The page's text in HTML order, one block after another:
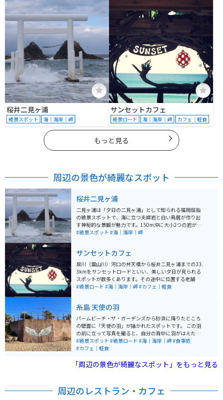
桜井二見ヶ浦
絶景スポット 海｜海岸｜岬
サンセットカフェ
絶景ロード 海｜海岸｜岬 カフェ｜軽食
もっと見る
周辺の景色が綺麗なスポット
桜井二見ヶ浦
二見ヶ浦は「夕日の二見ヶ浦」として知られる福岡屈指
の絶景スポットで、海に立つ夫婦岩と白い鳥居が作り出
す神秘的な景観が魅力です。150m沖に大小2つの岩が並
び、大注連縄で結ばれており、毎年5月には氏子による
光客やバイクが集まる人気エリアです。 最大の魅力は、
博多湾沿いを33.3km走る「志摩サンセットロード」。
右に海、左に山が続く爽快な海岸線ルートで、下道中心
のため景色を楽しみながらのんびり走れます。適度なカ
ーブと潮風を感じる開放感はツーリングに最適。 見どこ
を改装したカフェや、海を望むテラス席の店も多く、休
憩や食事も楽しめます。駅から車で約25分、福岡市内か
ら1時間ほどとアクセスも良好。駐車場（47台・有料）
は24時間利用でき、バイクも停めやすい便利さがありま
す。ツーリングの「走る・見る・食べる」をすべて満た
す、福岡屈指のスポットです。
#絶景スポット #海｜海岸｜岬
サンセットカフェ
泉川（雷山川）河口の弁天橋から桜井二見ヶ浦までの33.
3kmをサンセットロードといい、美しい夕日が見られる
スポットが数多くあります。その途中に位置する老舗カ
フェ「SUNSET CAFE」です。桜井二見ヶ浦の間に沈む夕
#絶景ロード #海｜海岸｜岬#カフェ｜軽食
糸島 天使の羽
パームビーチ・ザ・ガーデンズから砂浜に降りたところ
の壁面に「天使の羽」が描かれたスポットです。 この羽
の前に立って写真を撮ると、自分の背中に羽がはえたよ
うに映るので、若い人を中心に人気のフォトスポットと
なっています。 周辺には海の見える飲食店やカフェなど
わえます。
#絶景スポット #絶景ロード #海｜海岸｜岬#食事処
#カフェ｜軽食
「周辺の景色が綺麗なスポット」をもっと見る
周辺のレストラン・カフェ